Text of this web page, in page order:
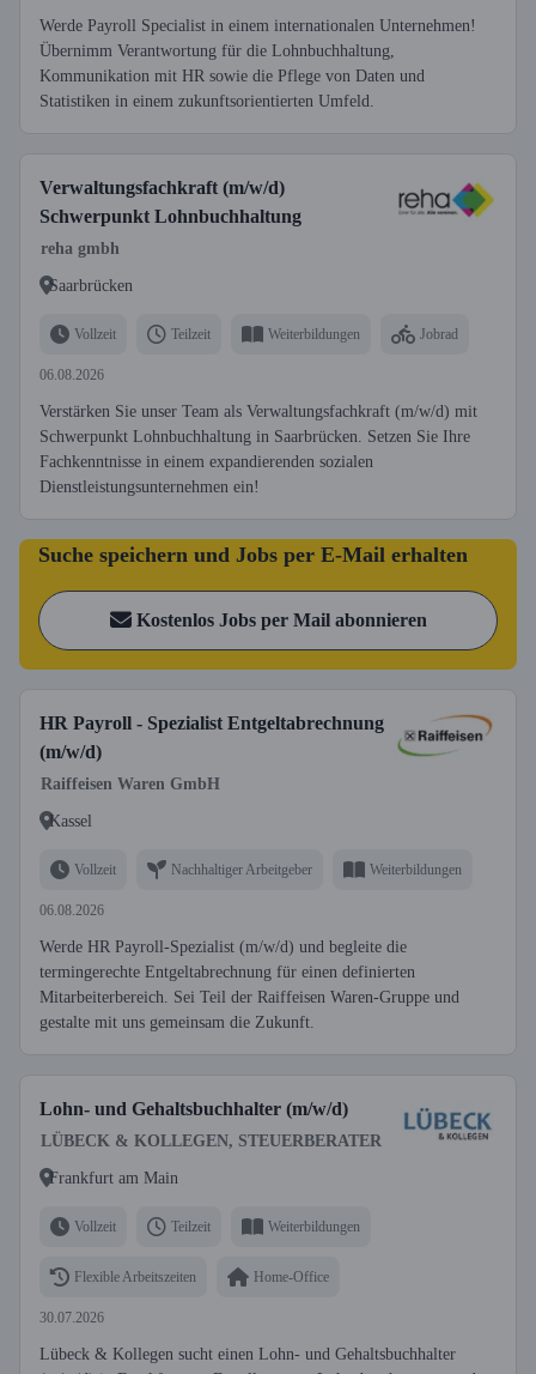
Werde Payroll Specialist in einem internationalen Unternehmen!
Übernimm Verantwortung für die Lohnbuchhaltung,
Kommunikation mit HR sowie die Pflege von Daten und
Statistiken in einem zukunftsorientierten Umfeld.
Verwaltungsfachkraft (m/w/d)
Schwerpunkt Lohnbuchhaltung
reha gmbh
Saarbrücken
Vollzeit Teilzeit Weiterbildungen Jobrad
06.08.2026
Verstärken Sie unser Team als Verwaltungsfachkraft (m/w/d) mit
Schwerpunkt Lohnbuchhaltung in Saarbrücken. Setzen Sie Ihre
Fachkenntnisse in einem expandierenden sozialen
Dienstleistungsunternehmen ein!
Suche speichern und Jobs per E-Mail erhalten
Kostenlos Jobs per Mail abonnieren
HR Payroll - Spezialist Entgeltabrechnung
(m/w/d)
Raiffeisen Waren GmbH
Kassel
Vollzeit Nachhaltiger Arbeitgeber Weiterbildungen
06.08.2026
Werde HR Payroll-Spezialist (m/w/d) und begleite die
termingerechte Entgeltabrechnung für einen definierten
Mitarbeiterbereich. Sei Teil der Raiffeisen Waren-Gruppe und
gestalte mit uns gemeinsam die Zukunft.
Lohn- und Gehaltsbuchhalter (m/w/d)
LÜBECK & KOLLEGEN, STEUERBERATER
Frankfurt am Main
Vollzeit Teilzeit Weiterbildungen
Flexible Arbeitszeiten Home-Office
30.07.2026
Lübeck & Kollegen sucht einen Lohn- und Gehaltsbuchhalter